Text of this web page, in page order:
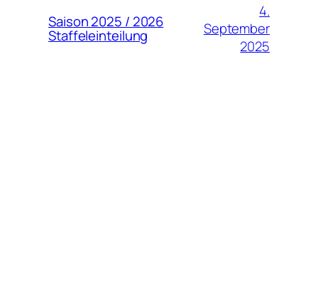
Saison 2025 / 2026
Staffeleinteilung
4.
September
2025